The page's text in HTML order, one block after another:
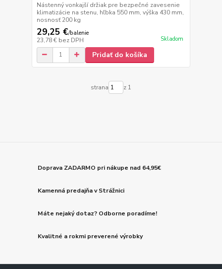
Nástenný vonkajší držiak pre bezpečné zavesenie
klimatizácie na stenu, hľbka 550 mm, výška 430 mm,
nosnosť 200 kg
29,25 €/balenie
23,78 € bez DPH Skladom
Pridať do košíka
strana z 1
Doprava ZADARMO pri nákupe nad 64,95€
Kamenná predajňa v Strážnici
Máte nejaký dotaz? Odborne poradíme!
Kvalitné a rokmi preverené výrobky